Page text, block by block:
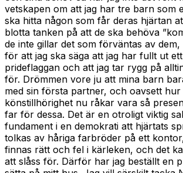
vetskapen om att jag har tre barn som
ska hitta någon som får deras hjärtan
blotta tanken på att de ska behöva
de inte gillar det som förväntas av
för att jag ska säga att jag har fullt ut
prideflaggan och att jag tar rygg på
för. Drömmen vore ju att mina barn
med sin första partner, och oavsett hur
könstillhörighet nu råkar vara så
far för dessa. Det är en otroligt viktig
fundament i en demokrati att hjärtats
tolkas av håriga farbröder på ett
finnas rätt och fel i kärleken, och det
att slåss för. Därför har jag beställt en